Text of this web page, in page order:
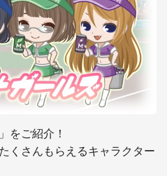
をご紹介！
くさんもらえるキャラクター